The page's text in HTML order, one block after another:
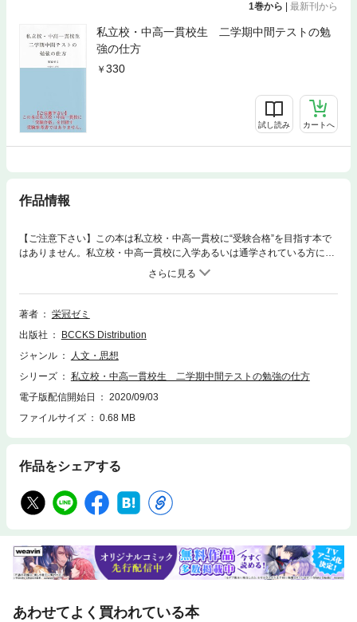
1巻から 最新刊から
私立校・中高一貫校生 二学期中間テストの勉
強の仕方
330
試し読み カートへ
作品情報
【ご注意下さい】この本は私立校・中高一貫校に“受験合格”を目指す本で
はありません。私立校・中高一貫校に入学あるいは通学されている方に向
けた、私立校・中高一貫校“学校内”での勉強の仕方・方法、定期テスト前
の勉強、成績の取り方などを提案するものとなります。現在、私立校・中
高一貫校に通われていて、今の学校での進級・進学に不安がある方に、自
分の進級・進学を、進路を深く考え、学校での「定期テスト」「成績」の
著者
栄冠ゼミ
出版社
BCCKS Distribution
ジャンル
人文・思想
シリーズ
私立校・中高一貫校生 二学期中間テストの勉強の仕方
電子版配信開始日
2020/09/03
ファイルサイズ
0.68 MB
作品をシェアする
あわせてよく買われている本